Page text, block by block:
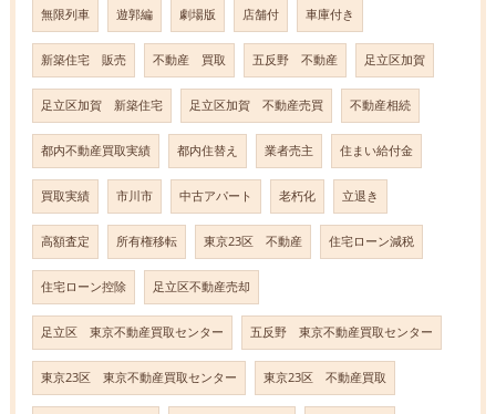
無限列車 遊郭編 劇場版 店舗付 車庫付き
新築住宅 販売 不動産 買取 五反野 不動産 足立区加賀
足立区加賀 新築住宅 足立区加賀 不動産売買 不動産相続
都内不動産買取実績 都内住替え 業者売主 住まい給付金
買取実績 市川市 中古アパート 老朽化 立退き
高額査定 所有権移転 東京23区 不動産 住宅ローン減税
住宅ローン控除 足立区不動産売却
足立区 東京不動産買取センター 五反野 東京不動産買取センター
東京23区 東京不動産買取センター 東京23区 不動産買取